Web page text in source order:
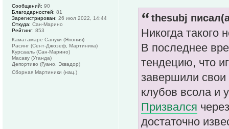
thesubj
Никогда такого
В последнее
тендецию, что
завершили
клубов всола и
Призвался
достаточно
Сообщений: 90
Благодарностей: 81
Зарегистрирован: 26 июл 2022, 14:44
Откуда: Сан-Марино
Рейтинг: 853
Каматамаре Сануки (Япония)
Расинг (Сент-Джозеф, Мартиника)
Курсааль (Сан-Марино)
Масаву (Уганда)
Депортиво (Гуано, Эквадор)
Сборная Мартиники (нац.)